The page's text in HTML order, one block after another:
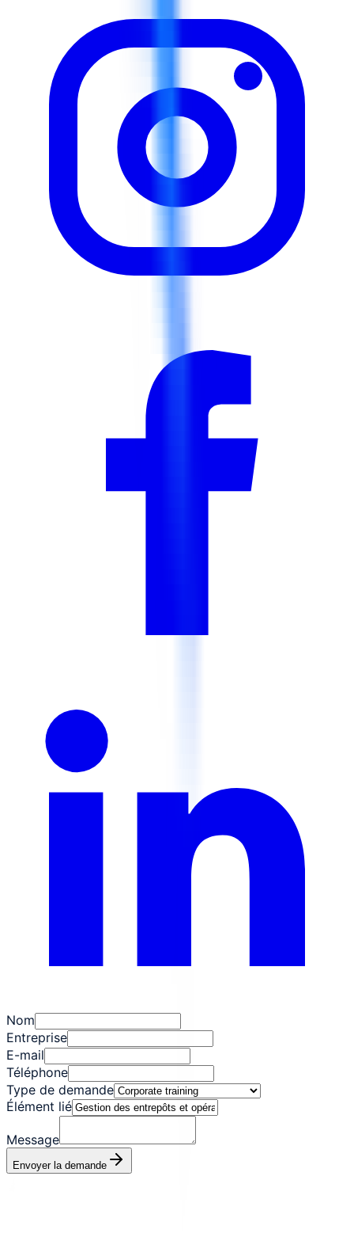
douanières et les accords commerciaux internationaux
Classer les marchandises en utilisant les codes du
système harmonisé (SH) avec précision Préparer et
gérer la documentation et les déclarations douanières
Identifier et appliquer les méthodes d'évaluation
correctes à des fins douanières Mettre en œuvre des
stratégies de gestion des risques pour éviter les
pénalités douanières Tirer parti des accords de libre-
échange et des mesures d'incitation douanières.
Nom
Entreprise
E-mail
Téléphone
Type de demande
Élément lié
Message
Envoyer la demande